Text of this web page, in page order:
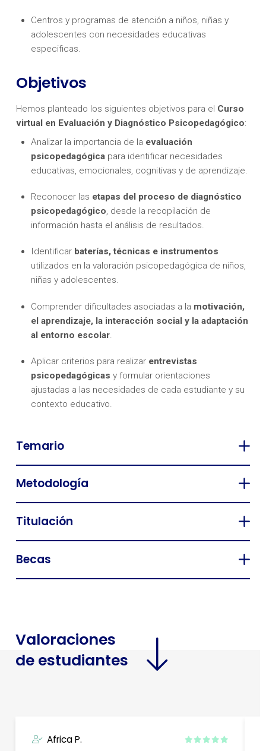
Centros y programas de atención a niños, niñas y
adolescentes con necesidades educativas
especificas.
Objetivos
Hemos planteado los siguientes objetivos para el Curso
virtual en Evaluación y Diagnóstico Psicopedagógico:
Analizar la importancia de la evaluación
psicopedagógica para identificar necesidades
educativas, emocionales, cognitivas y de aprendizaje.
Reconocer las etapas del proceso de diagnóstico
psicopedagógico, desde la recopilación de
información hasta el análisis de resultados.
Identificar baterías, técnicas e instrumentos
utilizados en la valoración psicopedagógica de niños,
niñas y adolescentes.
Comprender dificultades asociadas a la motivación,
el aprendizaje, la interacción social y la adaptación
al entorno escolar
Aplicar criterios para realizar entrevistas
psicopedagógicas y formular orientaciones
ajustadas a las necesidades de cada estudiante y su
contexto educativo.
Temario
Metodología
Titulación
Becas
Valoraciones
de estudiantes
Africa P.